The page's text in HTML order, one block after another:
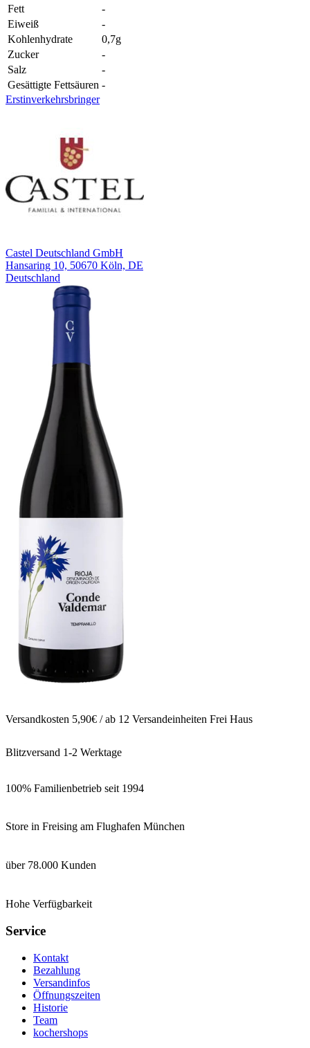
Fett
-
Eiweiß
-
Kohlenhydrate
0,7g
Zucker
-
Salz
-
Gesättigte Fettsäuren -
Erstinverkehrsbringer
Castel Deutschland GmbH
Hansaring 10, 50670 Köln, DE
Deutschland
Versandkosten 5,90€ / ab 12 Versandeinheiten Frei Haus
Blitzversand 1-2 Werktage
100% Familienbetrieb seit 1994
Store in Freising am Flughafen München
über 78.000 Kunden
Hohe Verfügbarkeit
Service
Kontakt
Bezahlung
Versandinfos
Öffnungszeiten
Historie
Team
kochershops